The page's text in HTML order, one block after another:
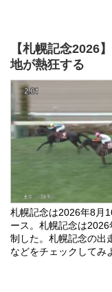
【札幌記念2026
地が熱狂する
札幌記念は2026年8月
ース。札幌記念は
制した。札幌記念の出
などをチェックしてみ